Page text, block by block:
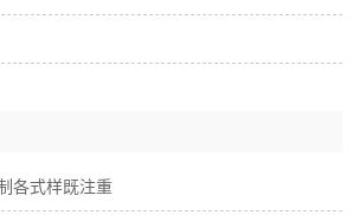
各式样既注重